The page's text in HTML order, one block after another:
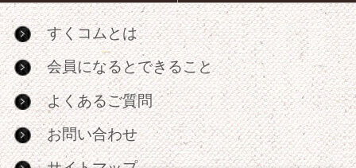
すくコムとは
会員になるとできること
よくあるご質問
お問い合わせ